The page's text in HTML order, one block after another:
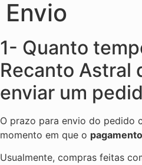
Envio
1- Quanto
Recanto Astral
enviar um
O prazo para envio do pedido
momento em que o
Usualmente, compras feitas